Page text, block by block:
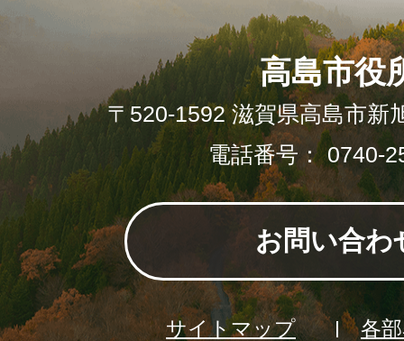
高島市役
〒520-1592 滋賀県高島市新
電話番号： 0740-
お問い合わ
サイトマップ
各